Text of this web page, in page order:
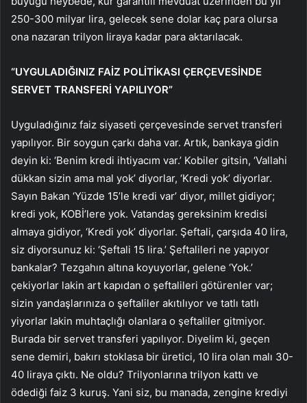
250-300 milyar lira, gelecek sene dolar kaç para olursa
ona nazaran trilyon liraya kadar para aktarılacak.
“UYGULADIĞINIZ FAİZ POLİTİKASI ÇERÇEVESİNDE
SERVET TRANSFERİ YAPILIYOR”
Uyguladığınız faiz siyaseti çerçevesinde servet transferi
yapılıyor. Bir soygun çarkı daha var. Artık, bankaya gidin
deyin ki: ‘Benim kredi ihtiyacım var.’ Kobiler gitsin, ‘Vallahi
dükkan sizin ama mal yok’ diyorlar, ‘Kredi yok’ diyorlar.
Sayın Bakan ‘Yüzde 15’le kredi var’ diyor, millet gidiyor;
kredi yok, KOBİ’lere yok. Vatandaş gereksinim kredisi
almaya gidiyor, ‘Kredi yok’ diyorlar. Şeftali, çarşıda 40 lira,
siz diyorsunuz ki: ‘Şeftali 15 lira.’ Şeftalileri ne yapıyor
bankalar? Tezgahın altına koyuyorlar, gelene ‘Yok.’
çekiyorlar lakin art kapıdan o şeftalileri götürenler var;
sizin yandaşlarınıza o şeftaliler akıtılıyor ve tatlı tatlı
yiyorlar lakin muhtaçlığı olanlara o şeftaliler gitmiyor.
Burada bir servet transferi yapılıyor. Diyelim ki, geçen
sene demiri, bakırı stoklasa bir üretici, 10 lira olan malı 30-
40 liraya çıktı. Ne oldu? Trilyonlarına trilyon kattı ve
ödediği faiz 3 kuruş. Yani siz, bu manada, zengine krediyi